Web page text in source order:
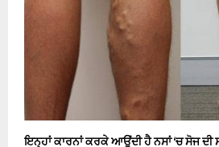
ਇਨ੍ਹਾਂ ਕਾਰਨਾਂ ਕਰਕੇ ਆਉਂਦੀ ਹੈ ਨਸਾਂ ‘ਚ ਸੋਜ